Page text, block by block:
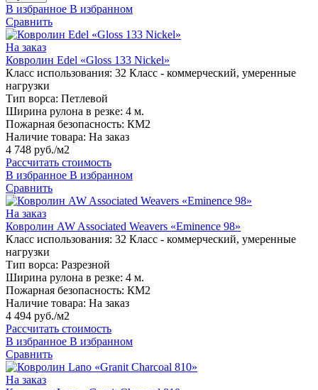
В избранное В избранном
Сравнить
На заказ
Ковролин Edel «Gloss 133 Nickel»
Класс использования: 32 Класс - коммерческий, умеренные
нагрузки
Тип ворса: Петлевой
Ширина рулона в резке: 4 м.
Пожарная безопасность: КМ2
Наличие товара: На заказ
4 748 руб./м2
Рассчитать стоимость
В избранное В избранном
Сравнить
На заказ
Ковролин AW Associated Weavers «Eminence 98»
Класс использования: 32 Класс - коммерческий, умеренные
нагрузки
Тип ворса: Разрезной
Ширина рулона в резке: 4 м.
Пожарная безопасность: КМ2
Наличие товара: На заказ
4 494 руб./м2
Рассчитать стоимость
В избранное В избранном
Сравнить
На заказ